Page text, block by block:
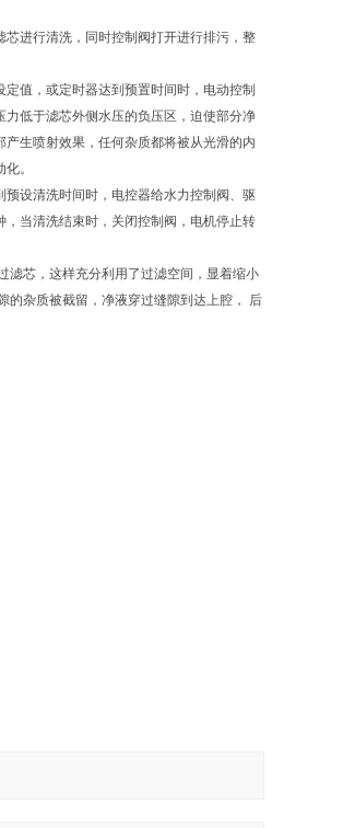
进行清洗，同时控制阀打开进行排污，整
值，或定时器达到预置时间时，电动控制
低于滤芯外侧水压的负压区，迫使部分净
生喷射效果，任何杂质都将被从光滑的内
。
设清洗时间时，电控器给水力控制阀、驱
当清洗结束时，关闭控制阀，电机停止转
滤芯，这样充分利用了过滤空间，显着缩小
的杂质被截留，净液穿过缝隙到达上腔， 后